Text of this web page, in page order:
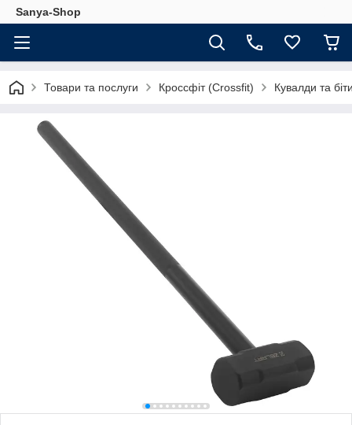
Sanya-Shop
Товари та послуги Кроссфіт (Crossfit) Кувалди та